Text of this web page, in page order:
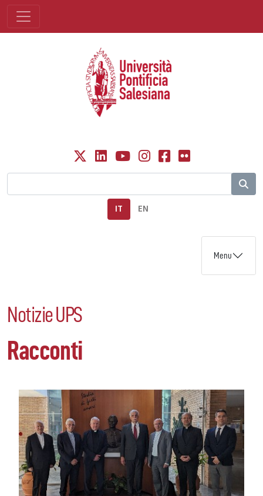
IT EN
Menu
Notizie UPS
Racconti